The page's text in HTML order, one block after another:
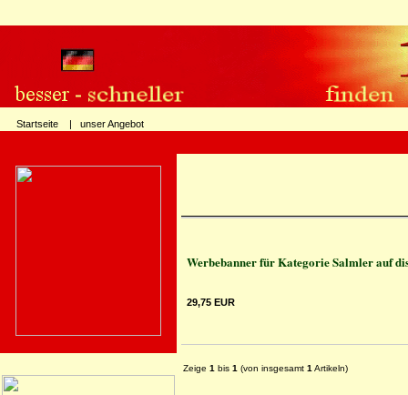
Startseite | unser Angebot
Werbebanner für Kategorie Salmler auf
29,75 EUR
Zeige 1 bis 1 (von insgesamt 1 Artikeln)